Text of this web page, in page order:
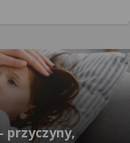
przyczyny,